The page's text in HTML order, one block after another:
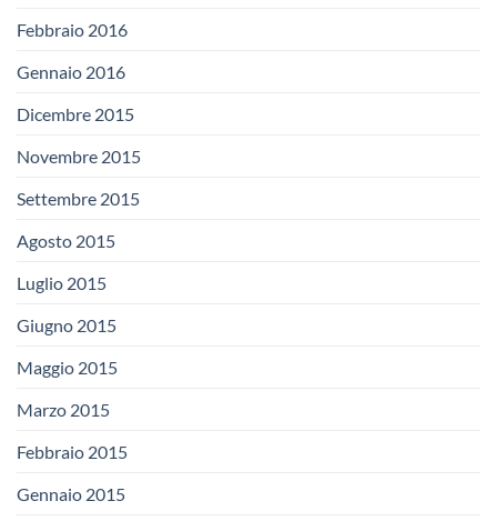
Febbraio 2016
Gennaio 2016
Dicembre 2015
Novembre 2015
Settembre 2015
Agosto 2015
Luglio 2015
Giugno 2015
Maggio 2015
Marzo 2015
Febbraio 2015
Gennaio 2015